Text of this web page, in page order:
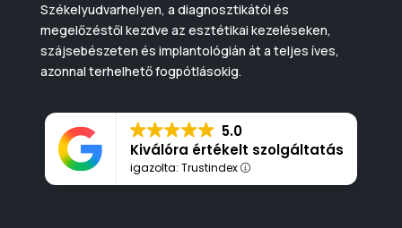
Székelyudvarhelyen, a diagnosztikától és
megelőzéstől kezdve az esztétikai kezeléseken,
szájsebészeten és implantológián át a teljes íves,
azonnal terhelhető fogpótlásokig.
5.0
Kiválóra értékelt szolgáltatás
igazolta: Trustindex